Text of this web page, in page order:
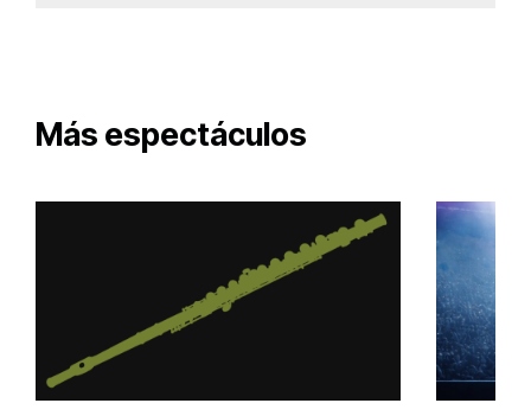
Más espectáculos